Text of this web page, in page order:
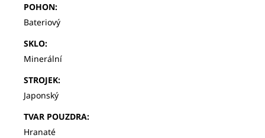
POHON:
Bateriový
SKLO:
Minerální
STROJEK:
Japonský
TVAR POUZDRA:
Hranaté